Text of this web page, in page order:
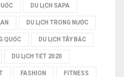
DU LỊCH SAPA
DU LỊCH TRONG NƯỚC
QUỐC DU LỊCH TÂY BẮC
DU LỊCH TẾT 2020
FASHION FITNESS